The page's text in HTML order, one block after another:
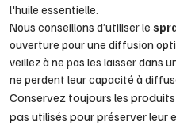
l'huile essentielle.
Nous conseillons d’utiliser le
ouverture pour une diffusion
veillez à ne pas les laisser dans
ne perdent leur capacité à
Conservez toujours les
pas utilisés pour préserver leur